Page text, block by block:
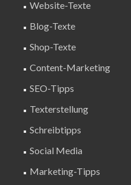
Website-Texte
Blog-Texte
Shop-Texte
Content-Marketing
SEO-Tipps
Texterstellung
Schreibtipps
Social Media
Marketing-Tipps